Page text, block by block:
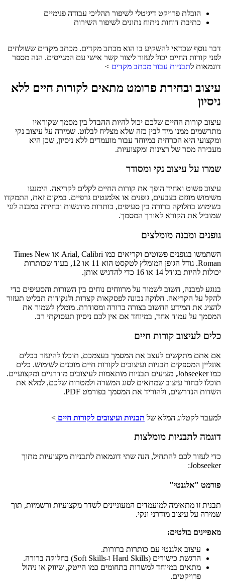
הובלת פרויקט דיגיטלי לשיפור תהליכי עבודה פנימיים
כתיבת דוחות ניתוח נתונים לשיפור השירות
דבר נוסף שכדאי להשקיע בו הוא מכתב מקדים. מכתב מקדים ששולחים
לפני קורות החיים יכול לעזור ליצור קשר אישי עם המגייסים. הנה מספר
דוגמאות לתבניות עבור מכתב מקדים >
עיצוב ובחירת פרומט מתאים לקורות חיים ללא
ניסיון
עיצוב קורות החיים שלכם יכול להיות ההבדל בין מסמך שקוראיו
מתרשמים ממנו מיד לבין כזה שלא מצליח לבלוט. שמירה על עיצוב נקי
ומקצועי היא הכרחית במיוחד עבור מועמדים ללא ניסיון, שכן היא
מעבירה מסר של רצינות ומקצועיות.
שמרו על עיצוב נקי ומסודר
עיצוב פשוט ואחיד הופך את קורות החיים לקלים לקריאה. הימנעו
משימוש מוגזם בצבעים, גופנים או אלמנטים גרפיים. במקום זאת, התמקדו
בשימוש בחלוקה ברורה בין סעיפים, כותרות מודגשות ובחירה במבנה לוגי
שמוביל את הקורא לאורך המסמך.
גופנים ומבנה מומלצים
השתמשו בגופנים פשוטים וקריאים כמו Arial, Calibri או Times New
Roman. גודל הגופן המומלץ לטקסט הוא 11 או 12, בעוד שכותרות
יכולות להיות בגודל 14 או 16 כדי להדגיש אותן.
בנוגע למבנה, חשוב לשמור על מרווחים נוחים בין השורות והסעיפים כדי
להקל על הקריאה. חלוקה נכונה לפסקאות קצרות ולנקודות תבליט תעזור
להציג את המידע החשוב בצורה ברורה ומסודרת. מומלץ לשמור את
המסמך על עמוד אחד, במיוחד אם אין לכם ניסיון תעסוקתי רב.
כלים לעיצוב קורות חיים
אם אתם מתקשים לעצב את המסמך בעצמכם, תוכלו להיעזר בכלים
אונליין המספקים תבניות ועיצובים לקורות חיים מוכנים לשימוש. כלים
כמו Jobseeker, מציעים תבניות מותאמות לעיצובים מודרניים ומקצועיים.
תוכלו לבחור עיצוב שמתאים לסוג המשרה ולמטרות שלכם, למלא את
השדות הנדרשים, ולהוריד את המסמך בפורמט PDF.
למעבר לקטלוג המלא של תבניות ועיצובים לקורות חיים >
דוגמה לתבניות מומלצות
כדי לעזור לכם להתחיל, הנה שתי דוגמאות לתבניות מקצועיות מתוך
Jobseeker:
פורמט "אלגנטי"
תבנית זו מתאימה למועמדים המעוניינים לשדר מקצועיות ורשמיות, תוך
שמירה על עיצוב מודרני ונקי.
מאפיינים בולטים:
עיצוב אלגנטי עם כותרות ברורות.
הדגשת כישורים (Hard Skills ו-Soft Skills) בחלוקה ברורה.
מתאים במיוחד למשרות בתחומים כמו הייטק, שיווק או ניהול
פרויקטים.